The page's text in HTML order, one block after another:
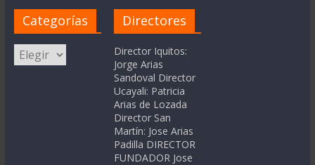
Categorías
Categorías
Directores
Director Iquitos:
Jorge Arias
Sandoval Director
Ucayali: Patricia
Arias de Lozada
Director San
Martín: Jose Arias
Padilla DIRECTOR
FUNDADOR Jose